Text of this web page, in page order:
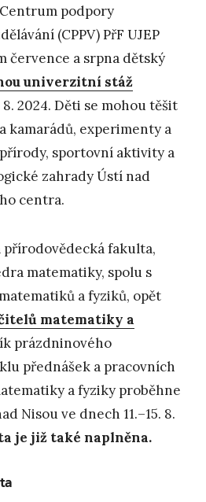
podpory
(CPPV) PřF UJEP
července a srpna dětský
univerzitní stáž
2024. Děti se mohou těšit
kamarádů, experimenty a
sportovní aktivity a
zahrady Ústí nad
centra.
fakulta,
matematiky, spolu s
a fyziků, opět
matematiky a
prázdninového
přednášek a pracovních
a fyziky proběhne
Nisou ve dnech 11.–15. 8.
je již také naplněna.